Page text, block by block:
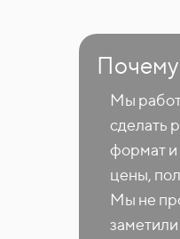
Мы
сделать
формат
цены,
Мы не